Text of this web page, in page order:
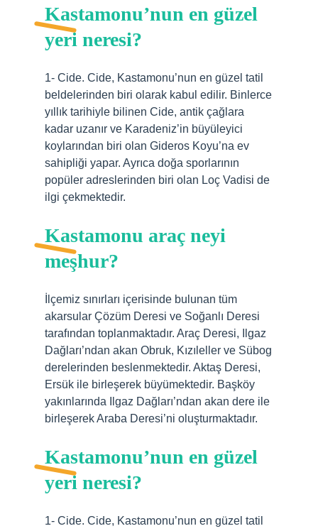
Kastamonu’nun en güzel
yeri neresi?
1- Cide. Cide, Kastamonu’nun en güzel tatil
beldelerinden biri olarak kabul edilir. Binlerce
yıllık tarihiyle bilinen Cide, antik çağlara
kadar uzanır ve Karadeniz’in büyüleyici
koylarından biri olan Gideros Koyu’na ev
sahipliği yapar. Ayrıca doğa sporlarının
popüler adreslerinden biri olan Loç Vadisi de
ilgi çekmektedir.
Kastamonu araç neyi
meşhur?
İlçemiz sınırları içerisinde bulunan tüm
akarsular Çözüm Deresi ve Soğanlı Deresi
tarafından toplanmaktadır. Araç Deresi, Ilgaz
Dağları’ndan akan Obruk, Kızıleller ve Sübog
derelerinden beslenmektedir. Aktaş Deresi,
Ersük ile birleşerek büyümektedir. Başköy
yakınlarında Ilgaz Dağları’ndan akan dere ile
birleşerek Araba Deresi’ni oluşturmaktadır.
Kastamonu’nun en güzel
yeri neresi?
1- Cide. Cide, Kastamonu’nun en güzel tatil